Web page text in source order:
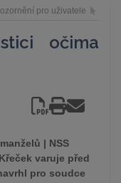
pro uživatele
očima
| NSS
varuje před
pro soudce